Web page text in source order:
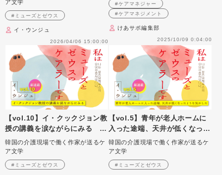
ア文学
#ミューズとゼウス
イ・ウンジュ
2026/04/06 15:00:00
#ケアマネジャー
#ケアマネジメント
けあサポ編集部
2025/10/09 0:04:00
【vol.10】イ・クックジョン教
授の講義を涙ながらにみる
｜ 私はミューズとゼウスのケ
アラーです
韓国の介護現場で働く作家が送るケ
ア文学
#ミューズとゼウス
【vol.5】青年が老人ホームに
入った途端、天井が低くなった
ような気がした｜私はミューズ
とゼウスのケアラーです
韓国の介護現場で働く作家が送るケ
ア文学
#ミューズとゼウス